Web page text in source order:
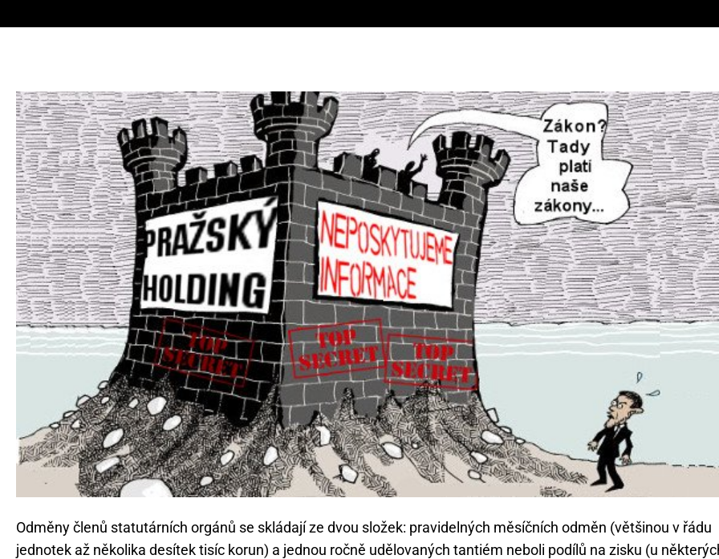
Odměny členů statutárních orgánů se skládají ze dvou složek: pravidelných měsíčních odměn (většinou v řádu
jednotek až několika desítek tisíc korun) a jednou ročně udělovaných tantiém neboli podílů na zisku (u